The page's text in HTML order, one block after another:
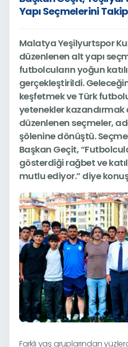
Yapı Seçmelerini
Malatya Yeşilyurtspor
düzenlenen alt yapı
futbolcuların yoğun
gerçekleştirildi.
keşfetmek ve Türk
yetenekler kazandırmak
düzenlenen seçmeler,
şölenine dönüştü.
Başkan Geçit,
gösterdiği rağbet ve
mutlu ediyor.” diye
Farklı yaş gruplarından